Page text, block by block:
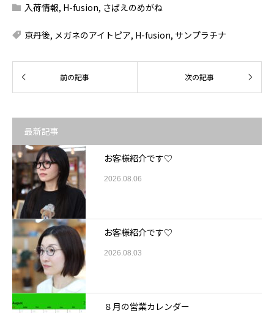
入荷情報, H-fusion, さばえのめがね
京丹後, メガネのアイトピア, H-fusion, サンプラチナ
最新記事
お客様紹介です♡
2026.08.06
お客様紹介です♡
2026.08.03
８月の営業カレンダー